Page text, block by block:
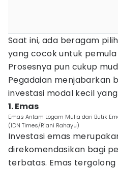
Saat ini, ada beragam
yang cocok untuk
Prosesnya pun cukup
Pegadaian menjabarkan
investasi modal kecil
1. Emas
Emas Antam Logam Mulia dari Butik
(IDN Times/Riani Rahayu)
Investasi emas
direkomendasikan bagi
terbatas. Emas